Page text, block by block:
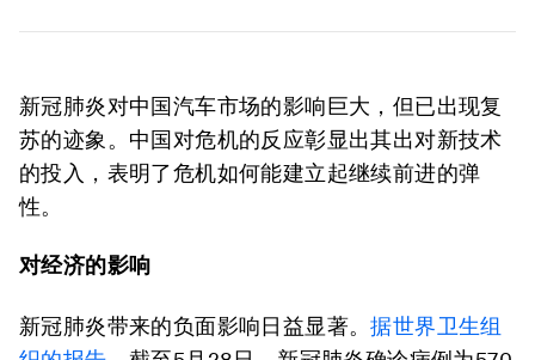
新冠肺炎对中国汽车市场的影响巨大，但已出现复
苏的迹象。中国对危机的反应彰显出其出对新技术
的投入，表明了危机如何能建立起继续前进的弹
性。
对经济的影响
新冠肺炎带来的负面影响日益显著。据世界卫生组